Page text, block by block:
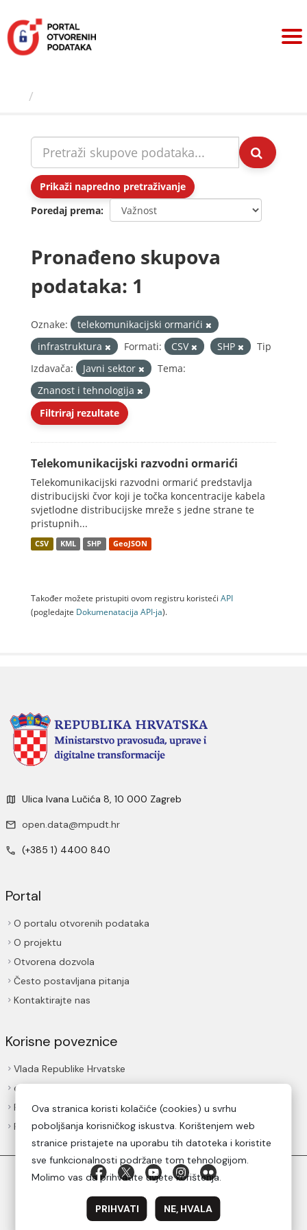
sadržaj
Prikaži napredno pretraživanje
Poredaj prema
Pronađeno skupova
podataka: 1
Oznake:
telekomunikacijski ormarići
infrastruktura
Formati: CSV SHP
Tip
Izdavača:
Javni sektor
Tema:
Znanost i tehnologija
Filtriraj rezultate
Telekomunikacijski razvodni ormarići
Telekomunikacijski razvodni ormarić predstavlja
distribucijski čvor koji je točka koncentracije kabela
svjetlodne distribucijske mreže s jedne strane te
pristupnih...
CSV KML SHP GeoJSON
Također možete pristupiti ovom registru koristeći API
(pogledajte Dokumenаtаcijа API-jа).